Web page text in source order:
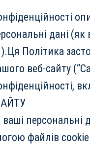
дані
Політика
веб-сайту
персональні
файлів